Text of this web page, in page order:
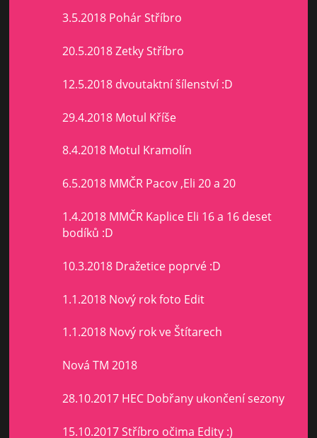
3.5.2018 Pohár Stříbro
20.5.2018 Zetky Stříbro
12.5.2018 dvoutaktní šílenství :D
29.4.2018 Motul Kříše
8.4.2018 Motul Kramolín
6.5.2018 MMČR Pacov ,Eli 20 a 20
1.4.2018 MMČR Kaplice Eli 16 a 16 deset
bodíků :D
10.3.2018 Dražetice poprvé :D
1.1.2018 Nový rok foto Edit
1.1.2018 Nový rok ve Štítarech
Nová TM 2018
28.10.2017 HEC Dobřany ukončení sezony
15.10.2017 Stříbro očima Edity :)